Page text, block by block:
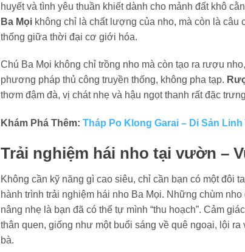
huyết và tình yêu thuần khiết dành cho mảnh đất khô
Ba Mọi không chỉ là chất lượng của nho, mà còn là
thống giữa thời đại cơ giới hóa.
Chú Ba Mọi không chỉ trồng nho mà còn tạo ra rượu
phương pháp thủ công truyền thống, không pha tạp.
thơm đậm đà, vị chát nhẹ và hậu ngọt thanh rất đặc
Khám Phá Thêm: Tháp Po Klong Garai – Di Sản
Trải nghiệm hái nho tại vườn –
Không cần kỹ năng gì cao siêu, chỉ cần bạn có một đôi
hành trình trải nghiệm hái nho Ba Mọi. Những chùm
nâng nhẹ là bạn đã có thể tự mình “thu hoạch”. Cảm
thân quen, giống như một buổi sáng về quê ngoại, lội
bà.